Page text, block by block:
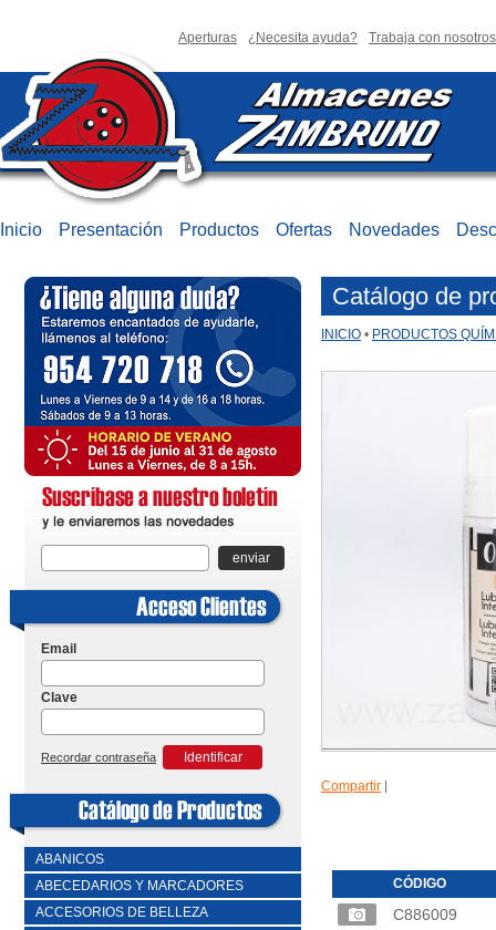
Trabaja con nosotros
¿Necesita ayuda?
Aperturas
Inicio Presentación Productos Ofertas Novedades
enviar
Email
Clave
Recordar contraseña Identificar
ABANICOS
ABECEDARIOS Y MARCADORES
ACCESORIOS DE BELLEZA
Catálogo de
INICIO • PRODUCTOS
Compartir
CÓDIGO
C886009